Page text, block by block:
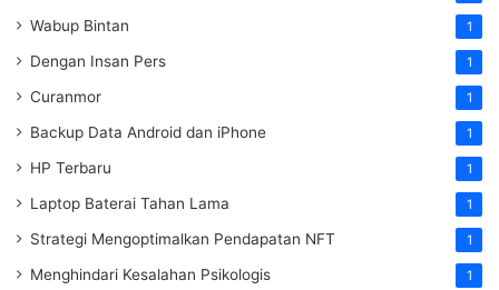
Wabup Bintan 1
Dengan Insan Pers 1
Curanmor 1
Backup Data Android dan iPhone 1
HP Terbaru 1
Laptop Baterai Tahan Lama 1
Strategi Mengoptimalkan Pendapatan NFT 1
Menghindari Kesalahan Psikologis 1